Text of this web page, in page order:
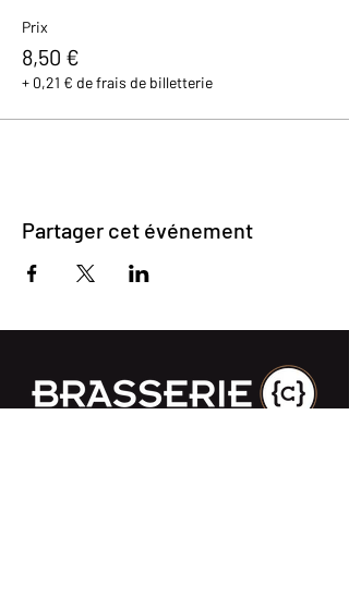
Prix
8,50 €
+ 0,21 € de frais de billetterie
Partager cet événement